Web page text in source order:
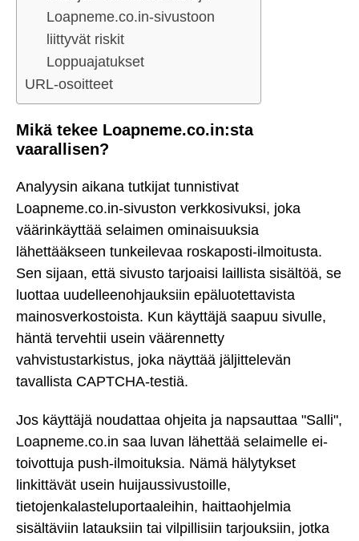
Loapneme.co.in-sivustoon
liittyvät riskit
Loppuajatukset
URL-osoitteet
Mikä tekee Loapneme.co.in:sta
vaarallisen?
Analyysin aikana tutkijat tunnistivat
Loapneme.co.in-sivuston verkkosivuksi, joka
väärinkäyttää selaimen ominaisuuksia
lähettääkseen tunkeilevaa roskaposti-ilmoitusta.
Sen sijaan, että sivusto tarjoaisi laillista sisältöä, se
luottaa uudelleenohjauksiin epäluotettavista
mainosverkostoista. Kun käyttäjä saapuu sivulle,
häntä tervehtii usein väärennetty
vahvistustarkistus, joka näyttää jäljittelevän
tavallista CAPTCHA-testiä.
Jos käyttäjä noudattaa ohjeita ja napsauttaa "Salli",
Loapneme.co.in saa luvan lähettää selaimelle ei-
toivottuja push-ilmoituksia. Nämä hälytykset
linkittävät usein huijaussivustoille,
tietojenkalasteluportaaleihin, haittaohjelmia
sisältäviin latauksiin tai vilpillisiin tarjouksiin, jotka